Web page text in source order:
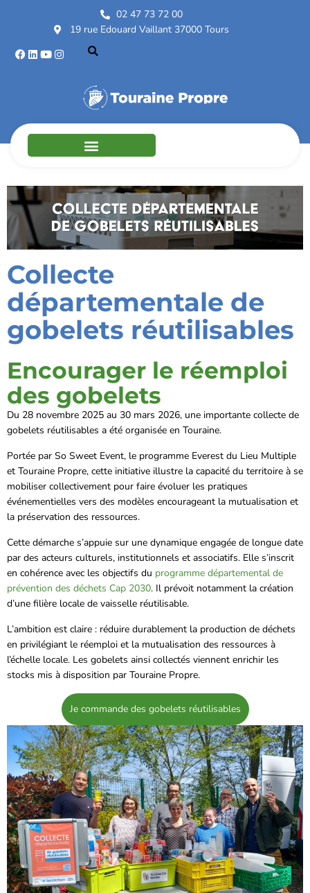
02 47 73 72 00
19 rue Edouard Vaillant 37000 Tours
Collecte
départementale de
gobelets réutilisables
Encourager le réemploi
des gobelets
Du 28 novembre 2025 au 30 mars 2026, une importante collecte de
gobelets réutilisables a été organisée en Touraine.
Portée par So Sweet Event, le programme Everest du Lieu Multiple
et Touraine Propre, cette initiative illustre la capacité du territoire à se
mobiliser collectivement pour faire évoluer les pratiques
événementielles vers des modèles encourageant la mutualisation et
la préservation des ressources.
Cette démarche s’appuie sur une dynamique engagée de longue date
par des acteurs culturels, institutionnels et associatifs. Elle s’inscrit
en cohérence avec les objectifs du programme départemental de
prévention des déchets Cap 2030. Il prévoit notamment la création
d’une filière locale de vaisselle réutilisable.
L’ambition est claire : réduire durablement la production de déchets
en privilégiant le réemploi et la mutualisation des ressources à
l’échelle locale. Les gobelets ainsi collectés viennent enrichir les
stocks mis à disposition par Touraine Propre.
Je commande des gobelets réutilisables